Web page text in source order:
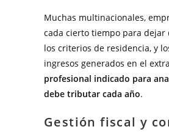
Muchas multinacionales,
cada cierto tiempo para dejar
los criterios de residencia, y
ingresos generados en el
profesional indicado para
debe tributar cada año.
Gestión fiscal y